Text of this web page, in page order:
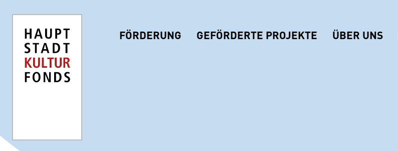
FÖRDERUNG GEFÖRDERTE PROJEKTE ÜBER UNS